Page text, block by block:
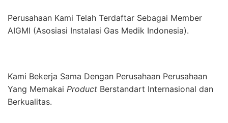
Perusahaan Kami Telah Terdaftar Sebagai Member
AIGMI (Asosiasi Instalasi Gas Medik Indonesia).
Kami Bekerja Sama Dengan Perusahaan Perusahaan
Yang Memakai Product Berstandart Internasional dan
Berkualitas.